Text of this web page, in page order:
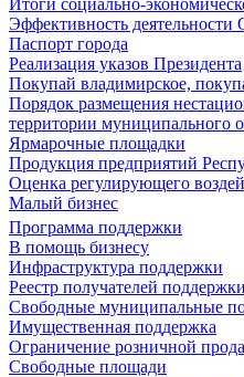
Итоги социально-
Эффективность
Паспорт города
Реализация указов Президента
Покупай владимирское,
Порядок размещения
территории муниципального
Ярмарочные площадки
Продукция предприятий
Оценка регулирующего
Малый бизнес
Программа поддержки
В помощь бизнесу
Инфраструктура поддержки
Реестр получателей поддержки
Свободные муниципальные
Имущественная поддержка
Ограничение розничной
Свободные площади